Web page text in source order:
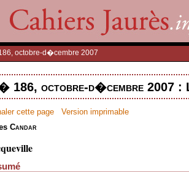
octobre-d�cembre 2007
186, octobre-d�cembre 2007 :
cette page
Version imprimable
Candar